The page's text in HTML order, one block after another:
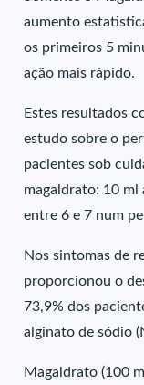
aumento
os primeiros 5
ação mais rápido.
Estes resultados
estudo sobre o
pacientes sob
magaldrato: 10 ml
entre 6 e 7 num
Nos sintomas de
proporcionou o
73,9% dos
alginato de sódio
Magaldrato (100